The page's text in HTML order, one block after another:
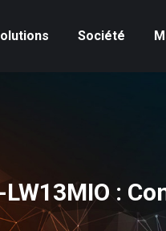
Société
: